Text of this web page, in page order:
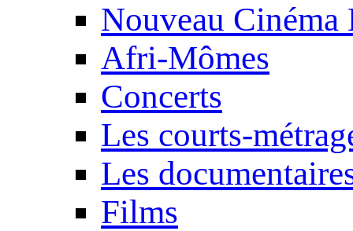
Nouveau Cinéma
Afri-Mômes
Concerts
Les courts-
Les
Films